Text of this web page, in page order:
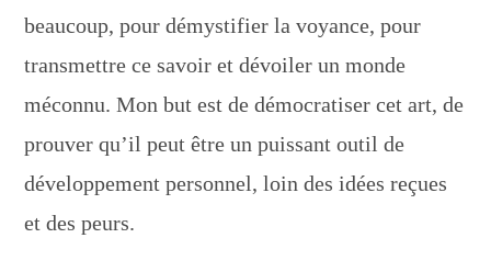
beaucoup, pour démystifier la voyance, pour
transmettre ce savoir et dévoiler un monde
méconnu. Mon but est de démocratiser cet art, de
prouver qu’il peut être un puissant outil de
développement personnel, loin des idées reçues
et des peurs.